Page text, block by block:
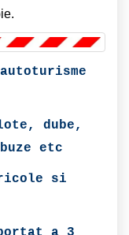
dube,
etc
si